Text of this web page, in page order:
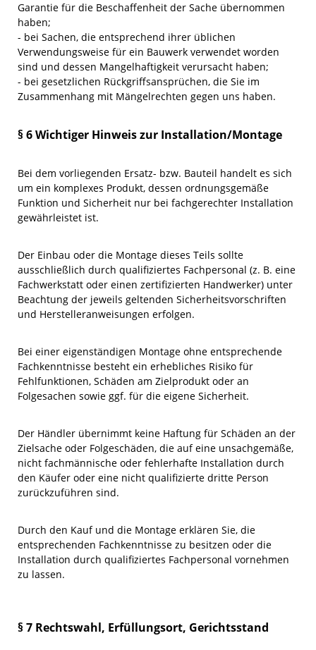
Garantie für die Beschaffenheit der Sache übernommen
haben;
- bei Sachen, die entsprechend ihrer üblichen
Verwendungsweise für ein Bauwerk verwendet worden
sind und dessen Mangelhaftigkeit verursacht haben;
- bei gesetzlichen Rückgriffsansprüchen, die Sie im
Zusammenhang mit Mängelrechten gegen uns haben.
§ 6 Wichtiger Hinweis zur Installation/Montage
Bei dem vorliegenden Ersatz- bzw. Bauteil handelt es sich
um ein komplexes Produkt, dessen ordnungsgemäße
Funktion und Sicherheit nur bei fachgerechter Installation
gewährleistet ist.
Der Einbau oder die Montage dieses Teils sollte
ausschließlich durch qualifiziertes Fachpersonal (z. B. eine
Fachwerkstatt oder einen zertifizierten Handwerker) unter
Beachtung der jeweils geltenden Sicherheitsvorschriften
und Herstelleranweisungen erfolgen.
Bei einer eigenständigen Montage ohne entsprechende
Fachkenntnisse besteht ein erhebliches Risiko für
Fehlfunktionen, Schäden am Zielprodukt oder an
Folgesachen sowie ggf. für die eigene Sicherheit.
Der Händler übernimmt keine Haftung für Schäden an der
Zielsache oder Folgeschäden, die auf eine unsachgemäße,
nicht fachmännische oder fehlerhafte Installation durch
den Käufer oder eine nicht qualifizierte dritte Person
zurückzuführen sind.
Durch den Kauf und die Montage erklären Sie, die
entsprechenden Fachkenntnisse zu besitzen oder die
Installation durch qualifiziertes Fachpersonal vornehmen
zu lassen.
§ 7 Rechtswahl, Erfüllungsort, Gerichtsstand